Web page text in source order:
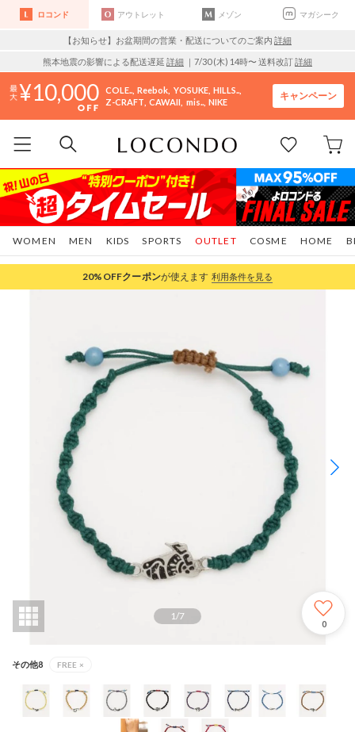
ロコンド アウトレット メゾン マガシーク
【お知らせ】お盆期間の営業・配送についてのご案内 詳細
熊本地震の影響による配送遅延 詳細 ｜7/30 (木) 14時〜 送料改訂詳細
10,000 COLE.. Reebok YOSUKE HILLS..
Z-CRAFT CAWAII mis.. NIKE
キャンペーン
WOMEN MEN KIDS SPORTS COSME HOME
OUTLET
20%OFFクーポンが使えます 利用条件を見る
1/7
0
その他8 FREE ×